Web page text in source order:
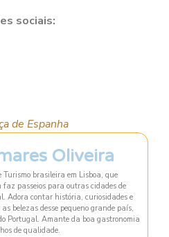
sociais:
de Espanha
Oliveira
Turismo brasileira em Lisboa, que
faz passeios para outras cidades de
Adora contar história, curiosidades e
belezas desse pequeno grande país,
Portugal. Amante da boa gastronomia
de qualidade.